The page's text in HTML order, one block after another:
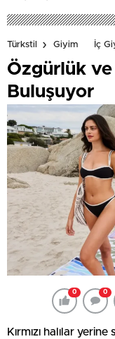
Türkstil Giyim İç
Özgürlük
Buluşuyor
0 0
Kırmızı halılar